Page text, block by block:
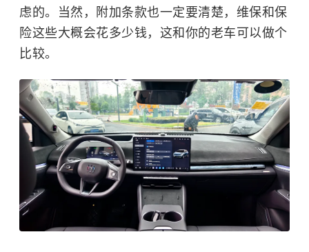
虑的。当然，附加条款也一定要清楚，维保和保
险这些大概会花多少钱，这和你的老车可以做个
比较。